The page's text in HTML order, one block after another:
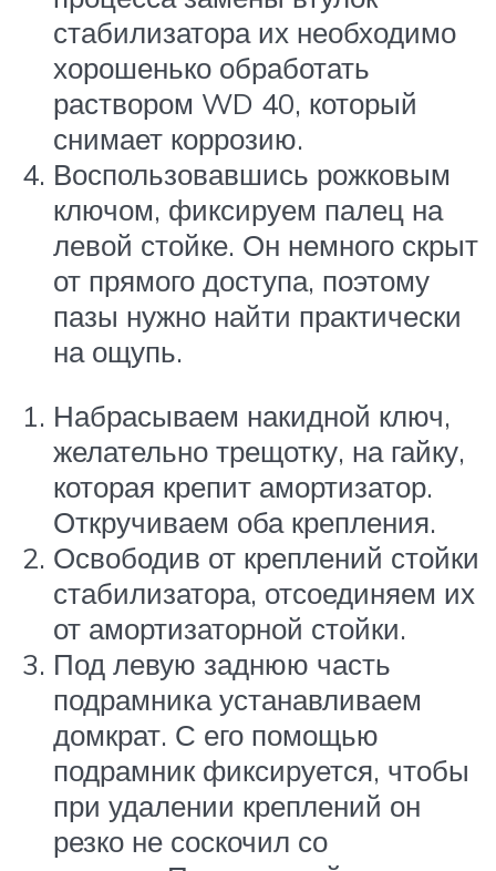
стабилизатора их необходимо
хорошенько обработать
раствором WD 40, который
снимает коррозию.
Воспользовавшись рожковым
ключом, фиксируем палец на
левой стойке. Он немного скрыт
от прямого доступа, поэтому
пазы нужно найти практически
на ощупь.
Набрасываем накидной ключ,
желательно трещотку, на гайку,
которая крепит амортизатор.
Откручиваем оба крепления.
Освободив от креплений стойки
стабилизатора, отсоединяем их
от амортизаторной стойки.
Под левую заднюю часть
подрамника устанавливаем
домкрат. С его помощью
подрамник фиксируется, чтобы
при удалении креплений он
резко не соскочил со